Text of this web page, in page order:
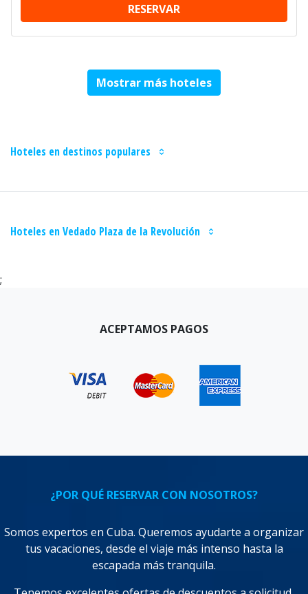
RESERVAR
Mostrar más hoteles
Hoteles en destinos populares
Hoteles en Vedado Plaza de la Revolución
;
ACEPTAMOS PAGOS
¿POR QUÉ RESERVAR CON NOSOTROS?
Somos expertos en Cuba. Queremos ayudarte a organizar
tus vacaciones, desde el viaje más intenso hasta la
escapada más tranquila.